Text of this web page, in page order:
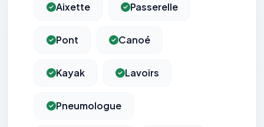
Aixette Passerelle
Pont Canoé
Kayak Lavoirs
Pneumologue